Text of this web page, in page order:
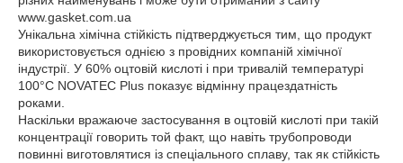
www.gasket.com.ua
Унікальна хімічна стійкість підтверджується тим, що продукт
використовується однією з провідних компаній хімічної
індустрії. У 60% оцтовій кислоті і при тривалій температурі
100°C NOVATEC Plus показує відмінну працездатність
роками.
Наскільки вражаюче застосування в оцтовій кислоті при такій
концентрації говорить той факт, що навіть трубопроводи
повинні виготовлятися із спеціального сплаву, так як стійкість